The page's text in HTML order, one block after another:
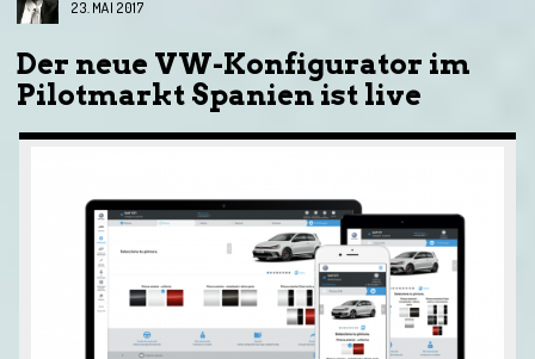
23. MAI 2017
Der neue VW-Konfigurator im
Pilotmarkt Spanien ist live